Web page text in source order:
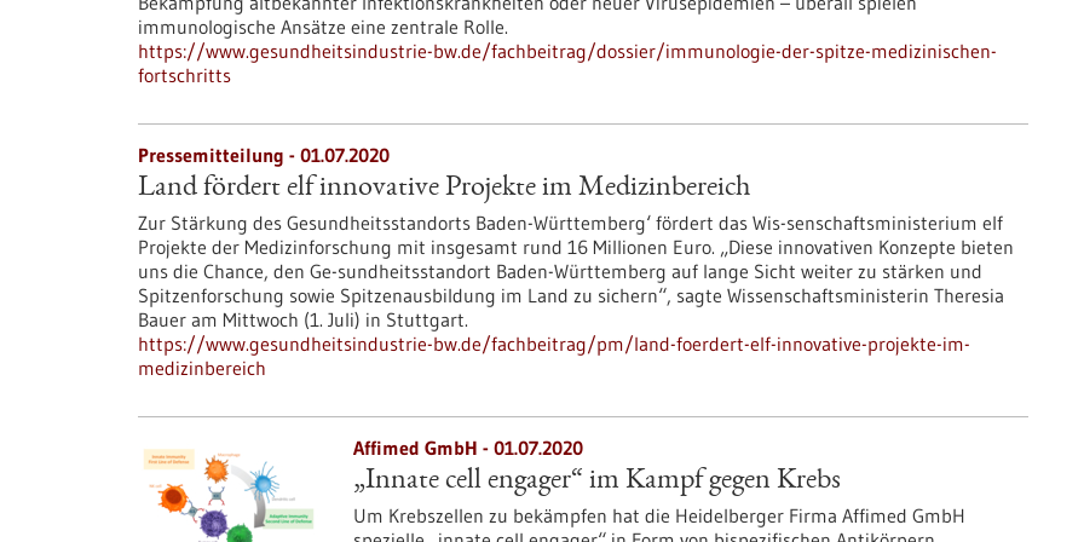
immunologische Ansätze eine zentrale Rolle.
https://www.gesundheitsindustrie-bw.de/fachbeitrag/dossier/immunologie-der-spitze-medizinischen-
fortschritts
Pressemitteilung - 01.07.2020
Land fördert elf innovative Projekte im Medizinbereich
Zur Stärkung des Gesundheitsstandorts Baden-Württemberg‘ fördert das Wis-senschaftsministerium elf
Projekte der Medizinforschung mit insgesamt rund 16 Millionen Euro. „Diese innovativen Konzepte bieten
uns die Chance, den Ge-sundheitsstandort Baden-Württemberg auf lange Sicht weiter zu stärken und
Spitzenforschung sowie Spitzenausbildung im Land zu sichern“, sagte Wissenschaftsministerin Theresia
Bauer am Mittwoch (1. Juli) in Stuttgart.
https://www.gesundheitsindustrie-bw.de/fachbeitrag/pm/land-foerdert-elf-innovative-projekte-im-
medizinbereich
Affimed GmbH - 01.07.2020
„Innate cell engager“ im Kampf gegen Krebs
Um Krebszellen zu bekämpfen hat die Heidelberger Firma Affimed GmbH